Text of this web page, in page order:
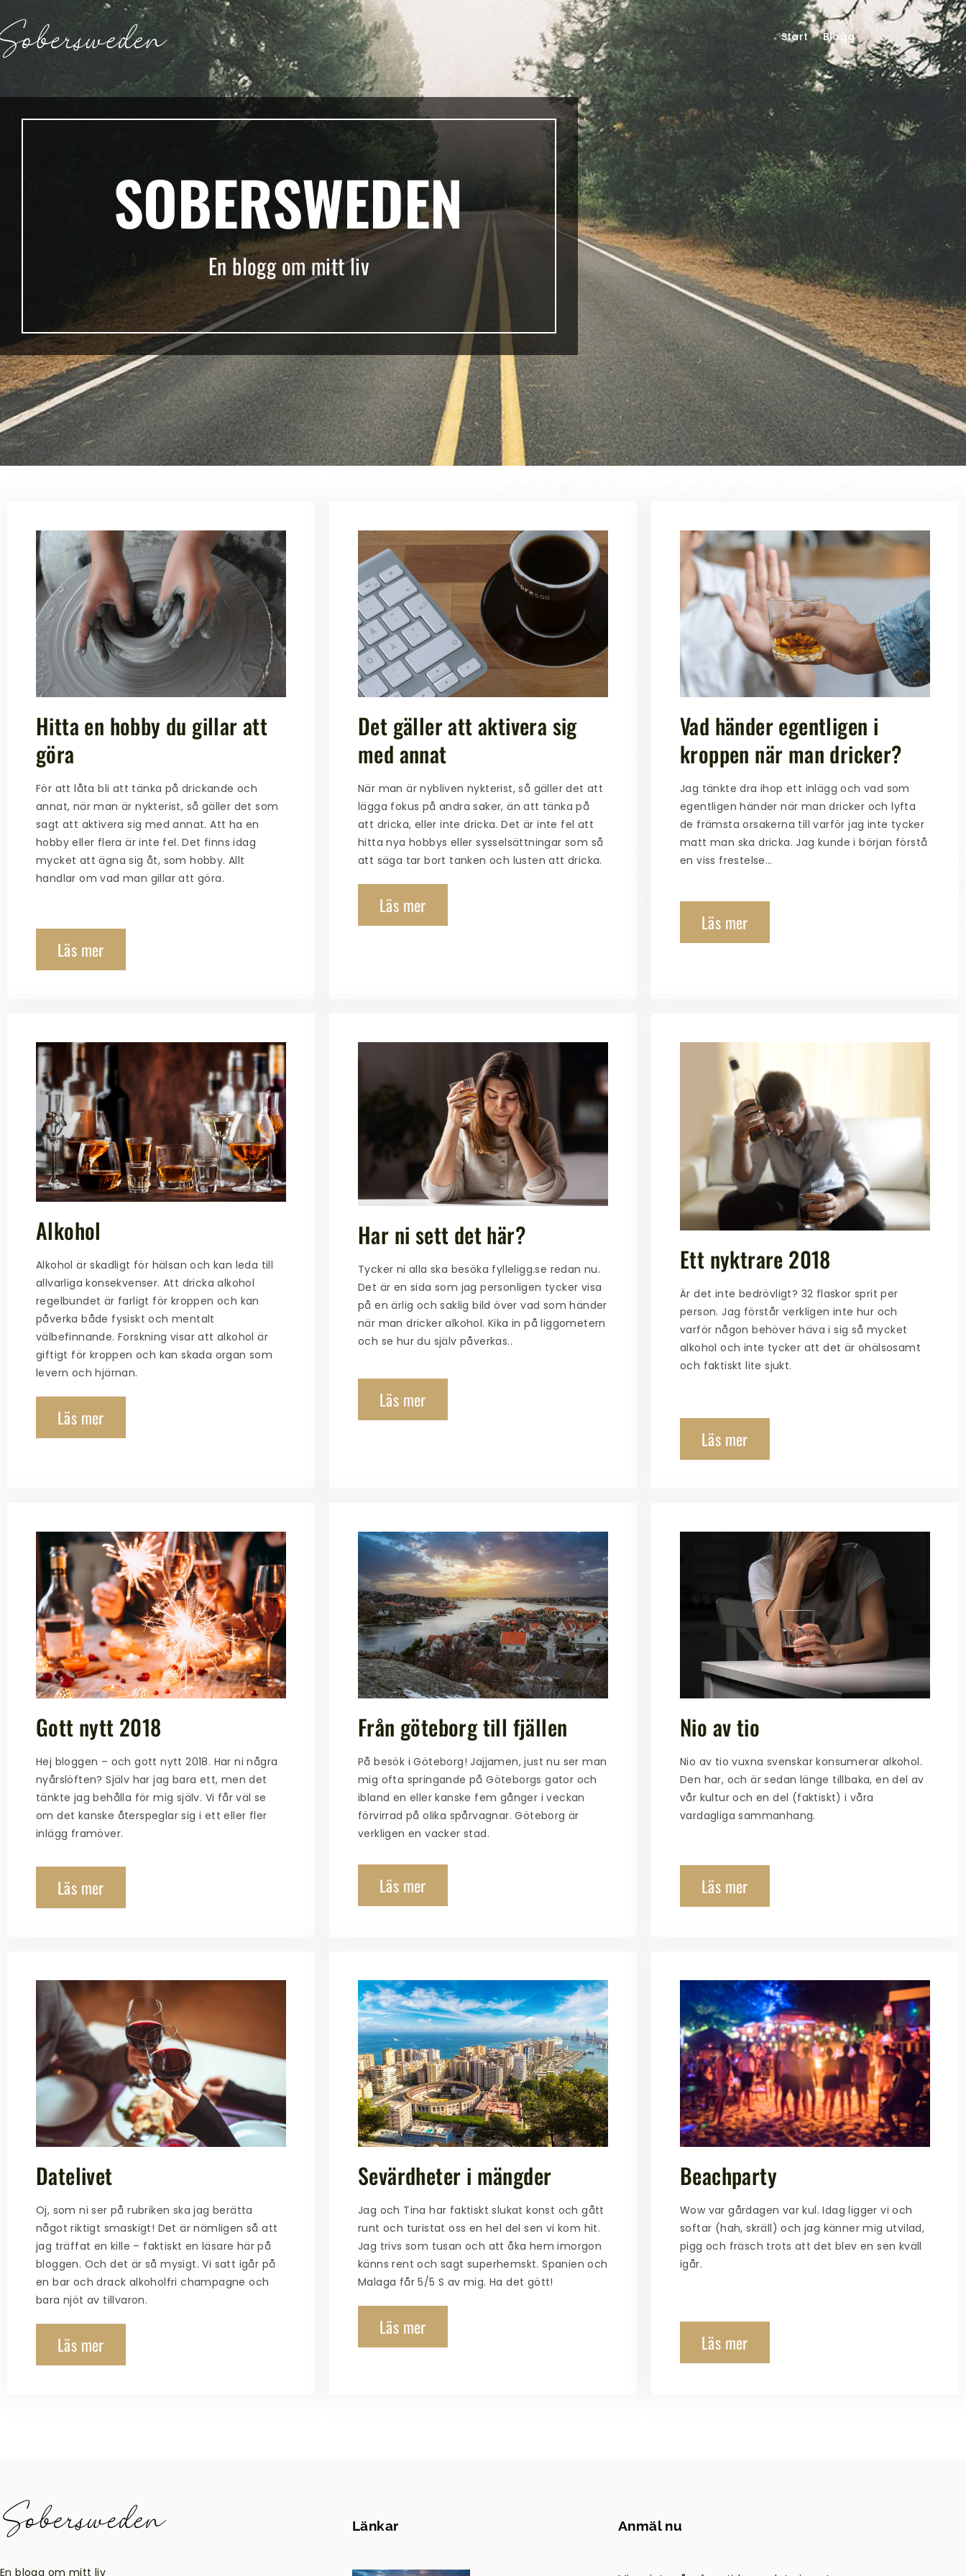
Start Blogg
SOBERSWEDEN
En blogg om mitt liv
Hitta en hobby du gillar att
göra
För att låta bli att tänka på drickande och
annat, när man är nykterist, så gäller det som
sagt att aktivera sig med annat. Att ha en
hobby eller flera är inte fel. Det finns idag
mycket att ägna sig åt, som hobby. Allt
handlar om vad man gillar att göra.
Läs mer
Det gäller att aktivera sig
med annat
När man är nybliven nykterist, så gäller det att
lägga fokus på andra saker, än att tänka på
att dricka, eller inte dricka. Det är inte fel att
hitta nya hobbys eller sysselsättningar som så
att säga tar bort tanken och lusten att dricka.
Läs mer
Vad händer egentligen i
kroppen när man dricker?
Jag tänkte dra ihop ett inlägg och vad som
egentligen händer när man dricker och lyfta
de främsta orsakerna till varför jag inte tycker
matt man ska dricka. Jag kunde i början förstå
en viss frestelse…
Läs mer
Alkohol
Alkohol är skadligt för hälsan och kan leda till
allvarliga konsekvenser. Att dricka alkohol
regelbundet är farligt för kroppen och kan
påverka både fysiskt och mentalt
välbefinnande. Forskning visar att alkohol är
giftigt för kroppen och kan skada organ som
levern och hjärnan.
Läs mer
Har ni sett det här?
Tycker ni alla ska besöka fylleligg.se redan nu.
Det är en sida som jag personligen tycker visa
på en ärlig och saklig bild över vad som händer
när man dricker alkohol. Kika in på liggometern
och se hur du själv påverkas..
Läs mer
Ett nyktrare 2018
Är det inte bedrövligt? 32 flaskor sprit per
person. Jag förstår verkligen inte hur och
varför någon behöver häva i sig så mycket
alkohol och inte tycker att det är ohälsosamt
och faktiskt lite sjukt.
Läs mer
Gott nytt 2018
Hej bloggen – och gott nytt 2018. Har ni några
nyårslöften? Själv har jag bara ett, men det
tänkte jag behålla för mig själv. Vi får väl se
om det kanske återspeglar sig i ett eller fler
inlägg framöver.
Läs mer
Från göteborg till fjällen
På besök i Göteborg! Jajjamen, just nu ser man
mig ofta springande på Göteborgs gator och
ibland en eller kanske fem gånger i veckan
förvirrad på olika spårvagnar. Göteborg är
verkligen en vacker stad.
Läs mer
Nio av tio
Nio av tio vuxna svenskar konsumerar alkohol.
Den har, och är sedan länge tillbaka, en del av
vår kultur och en del (faktiskt) i våra
vardagliga sammanhang.
Läs mer
Datelivet
Oj, som ni ser på rubriken ska jag berätta
något riktigt smaskigt! Det är nämligen så att
jag träffat en kille – faktiskt en läsare här på
bloggen. Och det är så mysigt. Vi satt igår på
en bar och drack alkoholfri champagne och
bara njöt av tillvaron.
Läs mer
Sevärdheter i mängder
Jag och Tina har faktiskt slukat konst och gått
runt och turistat oss en hel del sen vi kom hit.
Jag trivs som tusan och att åka hem imorgon
känns rent och sagt superhemskt. Spanien och
Malaga får 5/5 S av mig. Ha det gött!
Läs mer
Beachparty
Wow var gårdagen var kul. Idag ligger vi och
softar (hah, skräll) och jag känner mig utvilad,
pigg och fräsch trots att det blev en sen kväll
igår.
Läs mer
En blogg om mitt liv
Länkar Anmäl nu